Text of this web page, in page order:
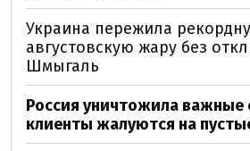
Украина пережила
августовскую жару без
Шмыгаль
Россия уничтожила
клиенты жалуются на